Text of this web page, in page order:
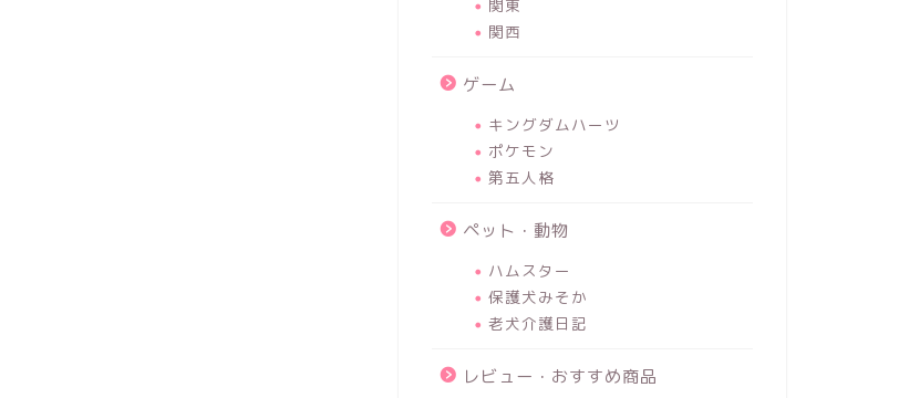
関東
関西
ゲーム
キングダムハーツ
ポケモン
第五人格
ペット・動物
ハムスター
保護犬みそか
老犬介護日記
レビュー・おすすめ商品